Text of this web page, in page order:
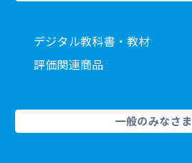
デジタル教科書・教材
評価関連商品
一般のみなさま